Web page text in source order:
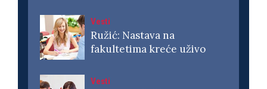
Vesti
Ružić: Nastava na
fakultetima kreće uživo
Vesti